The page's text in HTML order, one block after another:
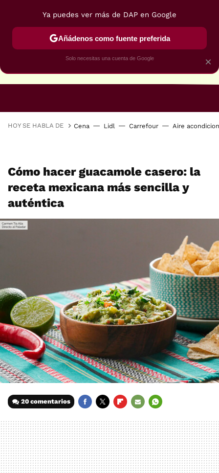
HOY SE HABLA DE Cena Lidl Carrefour Aire
Cómo hacer guacamole casero: la
receta mexicana más sencilla y
auténtica
20 comentarios
MAIL
×
Ya puedes ver más de DAP en Google
Añádenos como fuente preferida
Solo necesitas una cuenta de Google